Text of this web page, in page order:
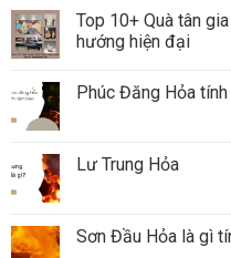
Top 10+ Quà tân
hướng hiện đại
Phúc Đăng Hỏa
Lư Trung Hỏa
Sơn Đầu Hỏa là gì